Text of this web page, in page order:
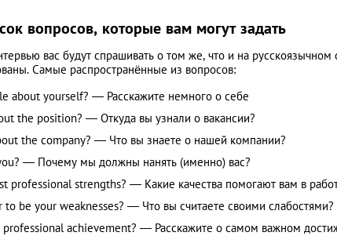
вопросов, которые вам могут задать
вас будут спрашивать о том же, что и на
Самые распространённые из вопросов:
about yourself? — Расскажите немного о себе
the position? — Откуда вы узнали о вакансии?
the company? — Что вы знаете о нашей компании?
— Почему мы должны нанять (именно) вас?
professional strengths? — Какие качества помогают вам в
be your weaknesses? — Что вы считаете своими слабостями?
achievement? — Расскажите о самом важном